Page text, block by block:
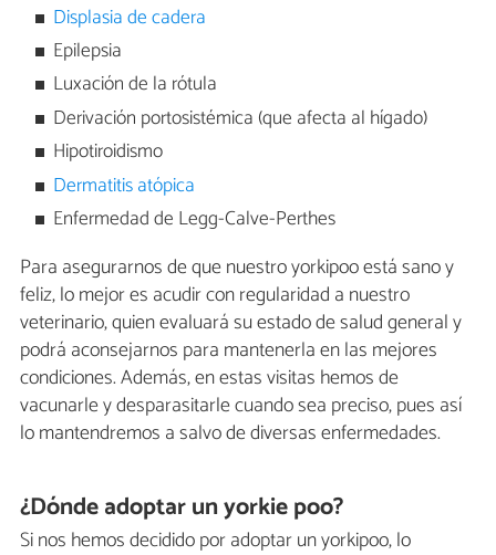
Displasia de cadera
Epilepsia
Luxación de la rótula
Derivación portosistémica (que afecta al hígado)
Hipotiroidismo
Dermatitis atópica
Enfermedad de Legg-Calve-Perthes
Para asegurarnos de que nuestro yorkipoo está sano y
feliz, lo mejor es acudir con regularidad a nuestro
veterinario, quien evaluará su estado de salud general y
podrá aconsejarnos para mantenerla en las mejores
condiciones. Además, en estas visitas hemos de
vacunarle y desparasitarle cuando sea preciso, pues así
lo mantendremos a salvo de diversas enfermedades.
¿Dónde adoptar un yorkie poo?
Si nos hemos decidido por adoptar un yorkipoo, lo